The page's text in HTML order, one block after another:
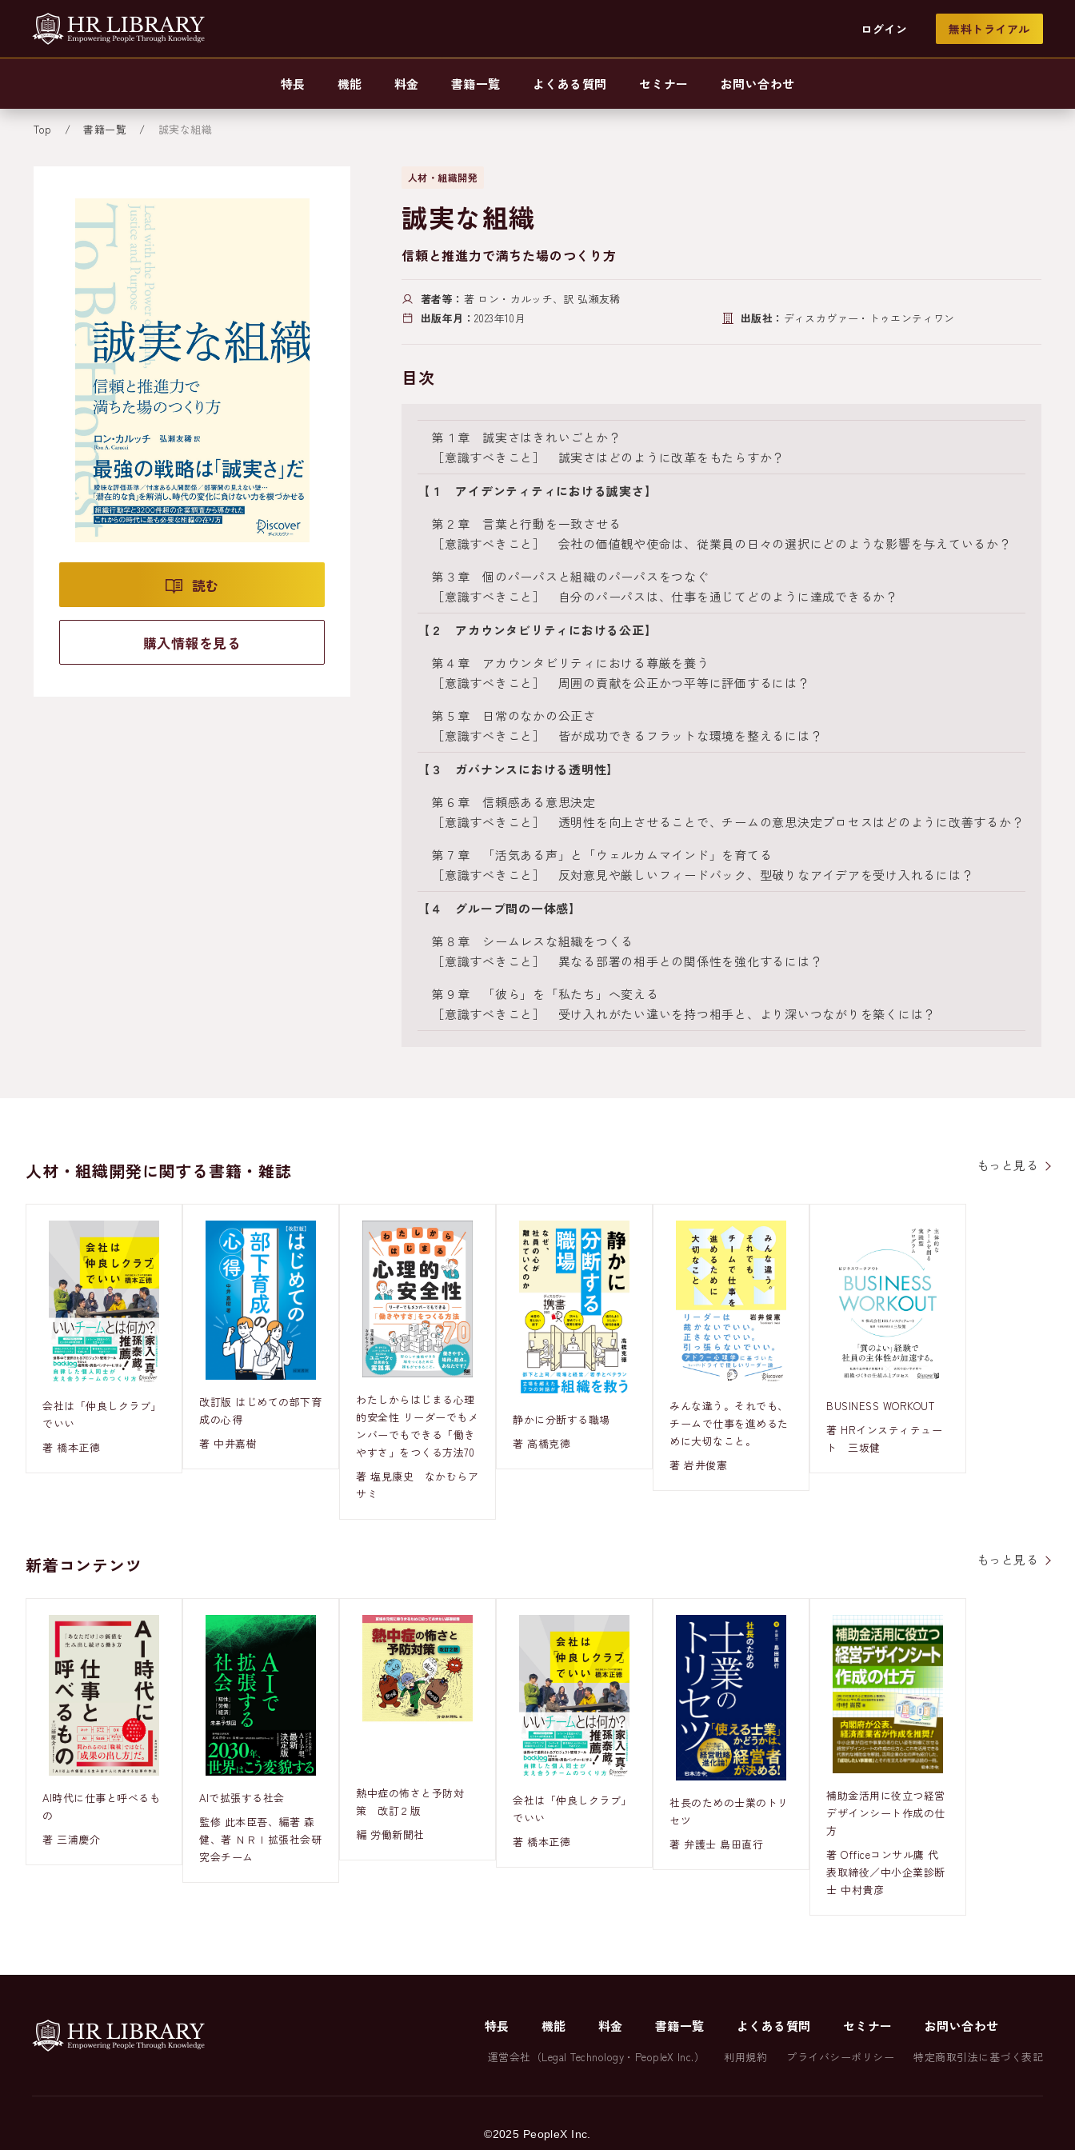
ログイン 無料トライアル
特長 機能 料金 書籍一覧 よくある質問 セミナー お問い合わせ
Top 書籍一覧 誠実な組織
読む
購入情報を見る
人材・組織開発
誠実な組織
信頼と推進力で満ちた場のつくり方
著者等： 著 ロン・カルッチ、訳 弘瀬友稀
出版年月： 2023年10月 出版社： ディスカヴァー・トゥエンティワン
目次
第１章 誠実さはきれいごとか？
［意識すべきこと］ 誠実さはどのように改革をもたらすか？
【１ アイデンティティにおける誠実さ】
第２章 言葉と行動を一致させる
［意識すべきこと］ 会社の価値観や使命は、従業員の日々の選択にどのような影響を与えているか？
第３章 個のパーパスと組織のパーパスをつなぐ
［意識すべきこと］ 自分のパーパスは、仕事を通じてどのように達成できるか？
【２ アカウンタビリティにおける公正】
第４章 アカウンタビリティにおける尊厳を養う
［意識すべきこと］ 周囲の貢献を公正かつ平等に評価するには？
第５章 日常のなかの公正さ
［意識すべきこと］ 皆が成功できるフラットな環境を整えるには？
【３ ガバナンスにおける透明性】
第６章 信頼感ある意思決定
［意識すべきこと］ 透明性を向上させることで、チームの意思決定プロセスはどのように改善するか？
第７章 「活気ある声」と「ウェルカムマインド」を育てる
［意識すべきこと］ 反対意見や厳しいフィードバック、型破りなアイデアを受け入れるには？
【４ グループ間の一体感】
第８章 シームレスな組織をつくる
［意識すべきこと］ 異なる部署の相手との関係性を強化するには？
第９章 「彼ら」を「私たち」へ変える
［意識すべきこと］ 受け入れがたい違いを持つ相手と、より深いつながりを築くには？
人材・組織開発に関する書籍・雑誌 もっと見る
会社は「仲良しクラブ」
でいい
著 橋本正徳
改訂版 はじめての部下育
成の心得
著 中井嘉樹
わたしからはじまる心理
的安全性 リーダーでもメ
ンバーでもできる「働き
やすさ」をつくる方法70
著 塩見康史 なかむらア
サミ
静かに分断する職場
著 高橋克徳
みんな違う。それでも、
チームで仕事を進めるた
めに大切なこと。
著 岩井俊憲
BUSINESS WORKOUT
著 HRインスティテュー
ト 三坂健
新着コンテンツ もっと見る
AI時代に仕事と呼べるも
の
著 三浦慶介
AIで拡張する社会
監修 此本臣吾、編著 森
健、著 ＮＲＩ拡張社会研
究会チーム
熱中症の怖さと予防対
策 改訂２版
編 労働新聞社
会社は「仲良しクラブ」
でいい
著 橋本正徳
社長のための士業のトリ
セツ
著 弁護士 島田直行
補助金活用に役立つ経営
デザインシート作成の仕
方
著 Officeコンサル鷹 代
表取締役／中小企業診断
士 中村貴彦
特長 機能 料金 書籍一覧 よくある質問 セミナー お問い合わせ
運営会社（Legal Technology ・ PeopleX Inc.） 利用規約 プライバシーポリシー 特定商取引法に基づく表記
©2025 PeopleX Inc.